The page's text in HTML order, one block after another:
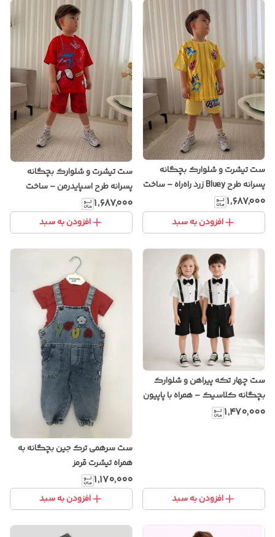
ست تیشرت و شلوارک بچگانه
پسرانه طرح Bluey زرد راه‌راه – ساخت
ترکیه
۱٬۶۸۷٬۰۰۰
افزودن به سبد
ست تیشرت و شلوارک بچگانه
پسرانه طرح اسپایدرمن – ساخت
ترکیه
۱٬۶۸۷٬۰۰۰
افزودن به سبد
ست چهار تکه پیراهن و شلوارک
بچگانه کلاسیک – همراه با پاپیون
و ساسبند (یونیسکس)
۱٬۴۷۰٬۰۰۰
افزودن به سبد
ست سرهمی ترک جین بچگانه به
همراه تیشرت قرمز
۱٬۱۷۰٬۰۰۰
افزودن به سبد